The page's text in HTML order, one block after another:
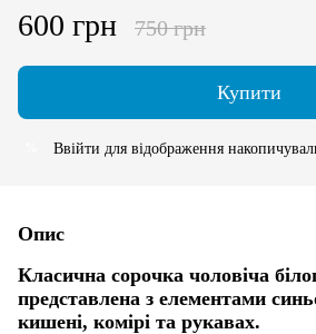
600 грн 750 грн
Купити
Ввійти для відображення
Опис
Класична сорочка чоловіча
представлена з елементами
кишені, комірі та рукавах.